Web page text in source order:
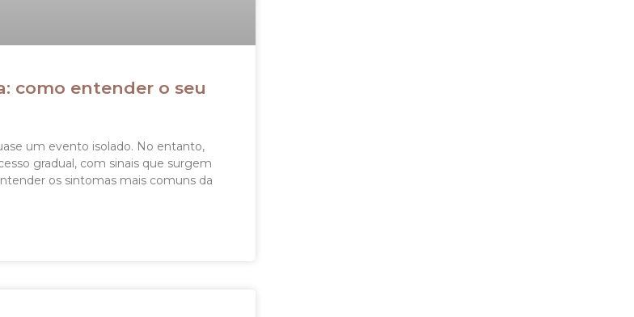
como entender o seu
um evento isolado. No entanto,
gradual, com sinais que surgem
os sintomas mais comuns da